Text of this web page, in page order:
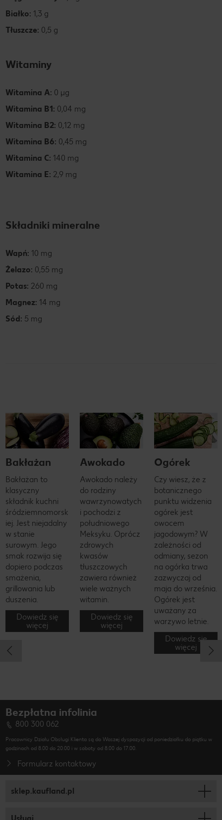
Białko: 1,3 g
Tłuszcze: 0,5 g
Witaminy
Witamina A: 0 µg
Witamina B1: 0,04 mg
Witamina B2: 0,12 mg
Witamina B6: 0,45 mg
Witamina C: 140 mg
Witamina E: 2,9 mg
Składniki mineralne
Wapń: 10 mg
Żelazo: 0,55 mg
Potas: 260 mg
Magnez: 14 mg
Sód: 5 mg
Bakłażan
Bakłażan to
klasyczny
składnik kuchni
śródziemnomorsk
iej. Jest niejadalny
w stanie
surowym. Jego
smak rozwija się
dopiero podczas
smażenia,
grillowania lub
duszenia.
Dowiedz się
więcej
Awokado
Awokado należy
do rodziny
wawrzynowatych
i pochodzi z
południowego
Meksyku. Oprócz
zdrowych
kwasów
tłuszczowych
zawiera również
wiele ważnych
witamin.
Dowiedz się
więcej
Ogórek
Czy wiesz, że z
botanicznego
punktu widzenia
ogórek jest
owocem
jagodowym? W
zależności od
odmiany, sezon
na ogórka trwa
zazwyczaj od
maja do września.
Ogórek jest
uważany za
warzywo letnie.
Dowiedz się
więcej
Bezpłatna infolinia
800 300 062
Pracownicy Działu Obsługi Klienta są do Waszej dyspozycji od poniedziałku do piątku w
godzinach od 8.00 do 20.00 i w soboty od 8.00 do 17.00.
Formularz kontaktowy
sklep.kaufland.pl